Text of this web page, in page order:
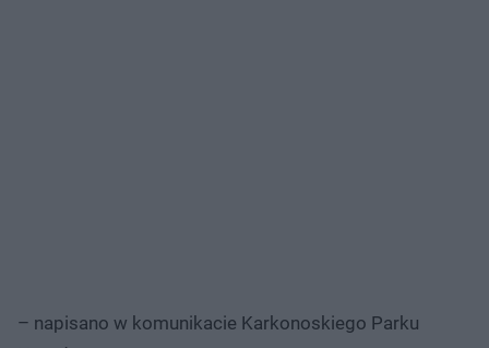
– napisano w komunikacie Karkonoskiego Parku